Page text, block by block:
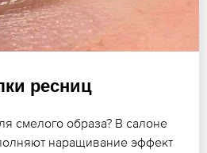
ресниц
смелого образа? В салоне
наращивание эффект